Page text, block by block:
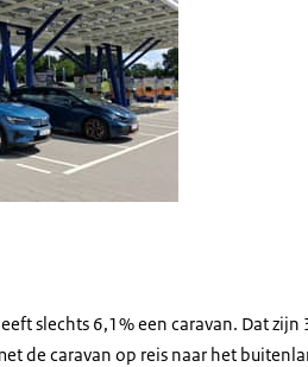
slechts 6,1% een caravan. Dat
de caravan op reis naar het